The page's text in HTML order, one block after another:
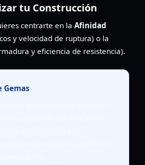
tu Construcción
centrarte en la Afinidad
y velocidad de ruptura) o la
y eficiencia de resistencia).
Gemas